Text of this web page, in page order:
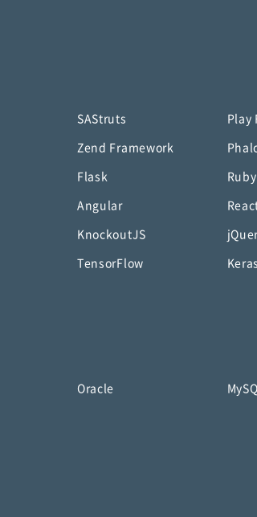
SAStruts Play
Zend Framework
Flask
Angular
KnockoutJS
TensorFlow
Oracle